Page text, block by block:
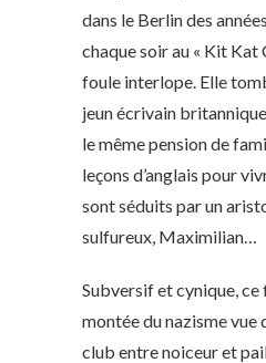
dans le Berlin des
chaque soir au « Kit Kat
foule interlope. Elle
jeun écrivain
le même pension de
leçons d’anglais pour
sont séduits par un
sulfureux, Maximilian…
Subversif et cynique,
montée du nazisme vue
club entre noiceur et